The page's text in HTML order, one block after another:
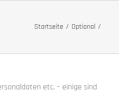
Startseite Optional
etc. – einige sind